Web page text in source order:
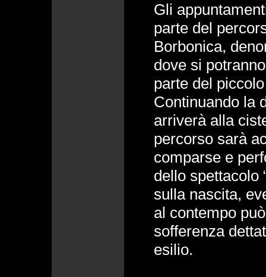
Gli
parte del
Borbonica,
dove si
parte del
Continuando la
arriverà alla
percorso sarà
comparse e
dello spettacolo
sulla nascita,
al contempo
sofferenza
esilio.